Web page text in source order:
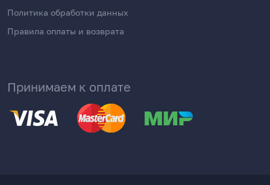
Политика обработки данных
Правила оплаты и возврата
Принимаем к оплате